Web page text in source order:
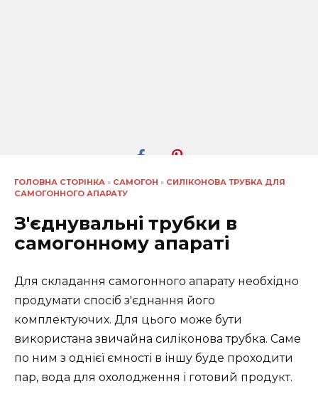
ГОЛОВНА СТОРІНКА » САМОГОН » СИЛІКОНОВА ТРУБКА ДЛЯ
САМОГОННОГО АПАРАТУ
З'єднувальні трубки в
самогонному апараті
Для складання самогонного апарату необхідно
продумати спосіб з'єднання його
комплектуючих. Для цього може бути
використана звичайна силіконова трубка. Саме
по ним з однієї ємності в іншу буде проходити
пар, вода для охолодження і готовий продукт.